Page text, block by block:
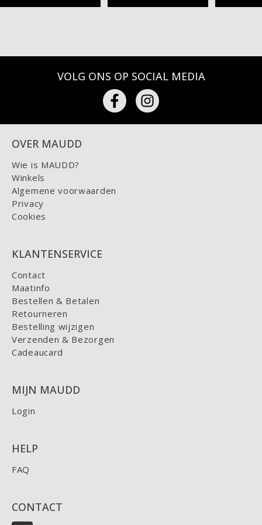
VOLG ONS OP SOCIAL MEDIA
OVER MAUDD
Wie is MAUDD?
Winkels
Algemene voorwaarden
Privacy
Cookies
KLANTENSERVICE
Contact
Maatinfo
Bestellen & Betalen
Retourneren
Bestelling wijzigen
Verzenden & Bezorgen
Cadeaucard
MIJN MAUDD
Login
HELP
FAQ
CONTACT